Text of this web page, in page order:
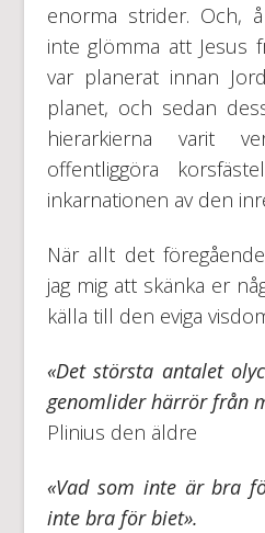
enorma strider. Och,
inte glömma att Jesus
var planerat innan
planet, och sedan
hierarkierna varit
offentliggöra
inkarnationen av den
När allt det
jag mig att skänka er
källa till den eviga
«Det största antalet
genomlider härrör från
Plinius den äldre
«Vad som inte är bra
inte bra för biet».